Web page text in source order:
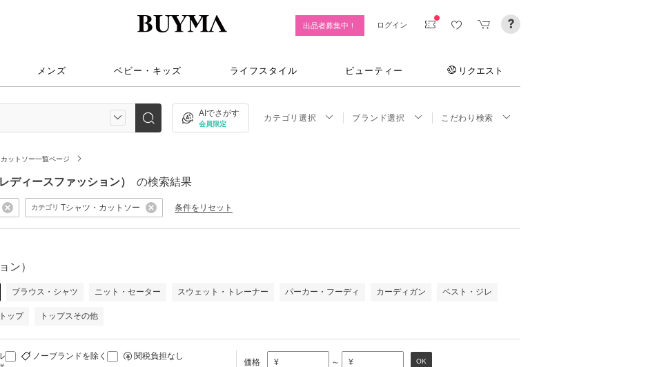
出品者募集中！ ログイン
メンズ ベビー・キッズ ライフスタイル ビューティー リクエスト
AIでさがす
会員限定
カテゴリ選択 ブランド選択 こだわり検索
ットソー一覧ページ
ディースファッション） の検索結果
カテゴリ Tシャツ・カットソー 条件をリセット
ン）
ブラウス・シャツ ニット・セーター スウェット・トレーナー パーカー・フーディ カーディガン ベスト・ジレ
ップ トップスその他
ノーブランドを除く
関税負担なし
価格 ¥ ～ ¥ OK